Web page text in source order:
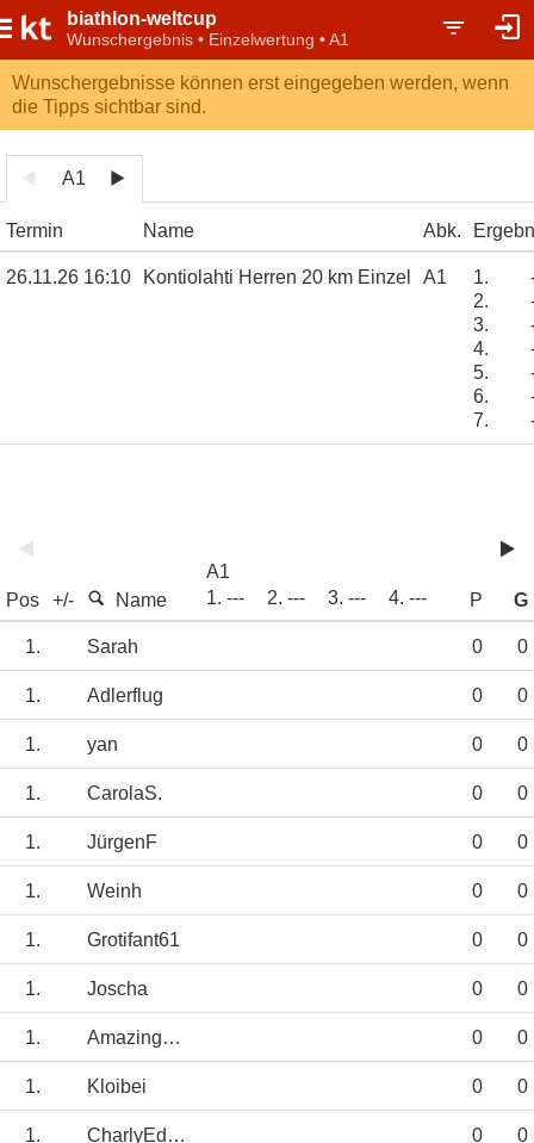
biathlon-weltcup
Wunschergebnis • Einzelwertung • A1
Wunschergebnisse können erst eingegeben werden, wenn
die Tipps sichtbar sind.
A1
Termin Name Abk.
26.11.26 16:10 Kontiolahti Herren 20 km Einzel A1 1.
2.
3.
4.
5.
6.
7.
Pos +/- Name
A1
1. ---
2. --- 3. --- 4. --- P G
1. Sarah 0 0
1. Adlerflug 0 0
1. yan 0 0
1. CarolaS. 0 0
1. JürgenF 0 0
1. Weinh 0 0
1. Grotifant61 0 0
1. Joscha 0 0
1. AmazingRed 0 0
1. Kloibei 0 0
1. CharlyEddie7042 0 0